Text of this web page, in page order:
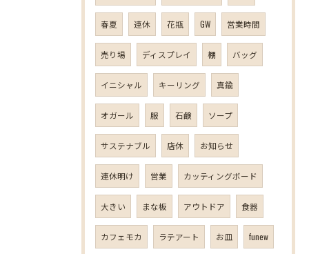
春夏 連休 花瓶 GW 営業時間
売り場 ディスプレイ 棚 バッグ
イニシャル キーリング 真鍮
オガール 服 石鹸 ソープ
サステナブル 店休 お知らせ
連休明け 営業 カッティングボード
大きい まな板 アウトドア 食器
カフェモカ ラテアート お皿 funew